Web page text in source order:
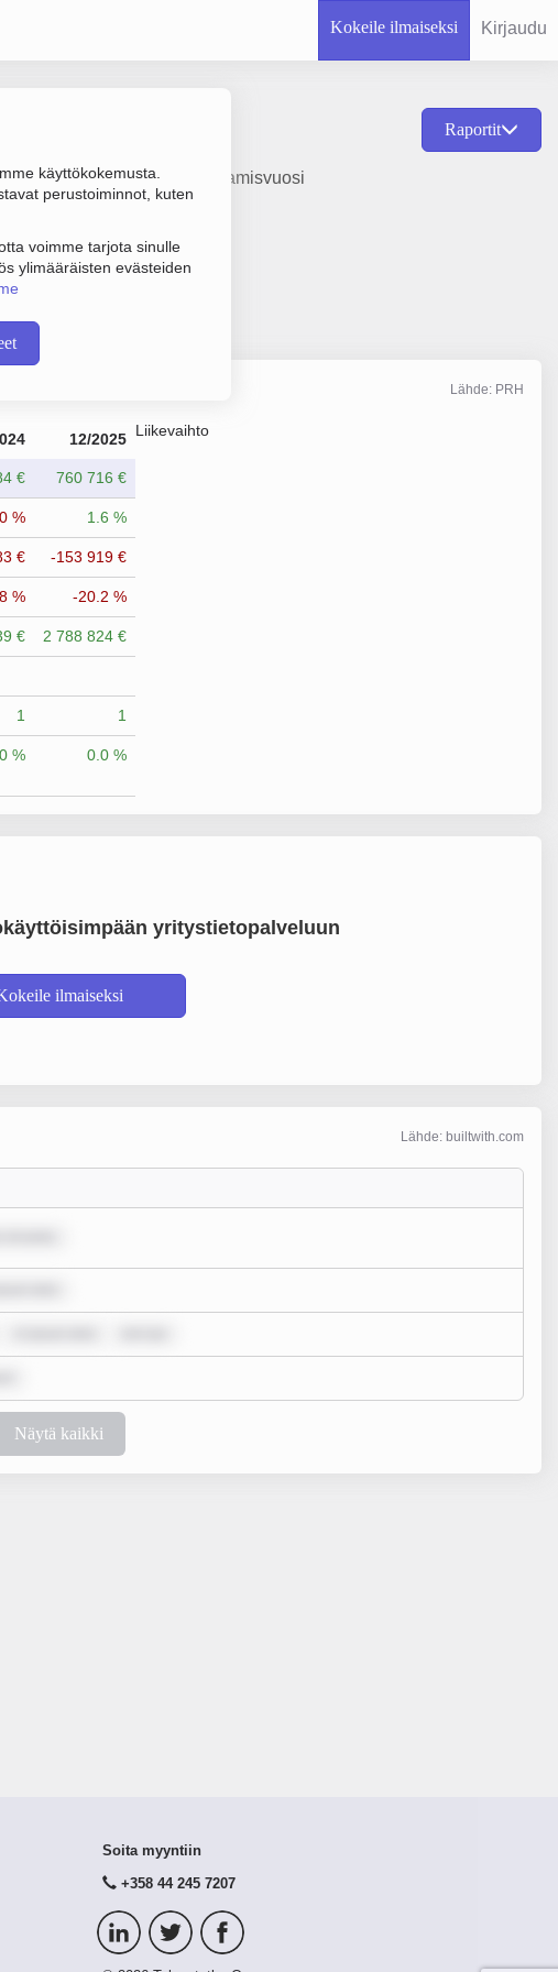
Kokeile ilmaiseksi Kirjaudu
käyttökokemusta.
perustoiminnot, kuten
voimme tarjota sinulle
ylimääräisten evästeiden
Raportit
toiminta, perustamisvuosi
Lähde: PRH
12/2025
€ 760 716 €
% 1.6 %
€ -153 919 €
% -20.2 %
€ 2 788 824 €
1 1
% 0.0 %
Liikevaihto
yritystietopalveluun
ilmaiseksi
Lähde: builtwith.com
Näytä kaikki
Soita myyntiin
+358 44 245 7207